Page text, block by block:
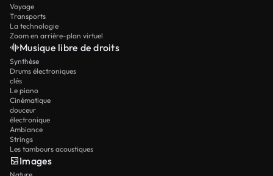
Voyage
Transports
La technologie
Zoom en arrière-plan virtuel
Musique libre de droits
Synthèse
Drums électroniques
clés
Le piano
Cinématique
douceur
électronique
Ambiance
Strings
Les tambours acoustiques
Images